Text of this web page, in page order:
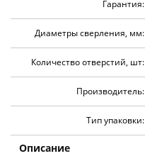
Гарантия:
Диаметры сверления, мм:
Количество отверстий, шт:
Производитель:
Тип упаковки:
Описание